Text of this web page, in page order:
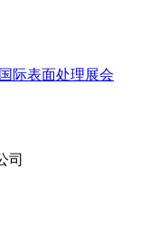
际表面处理展会
司